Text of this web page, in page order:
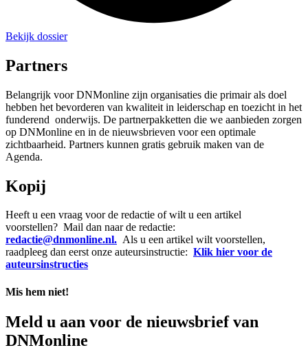
Bekijk dossier
Partners
Belangrijk voor DNMonline zijn organisaties die primair als doel
hebben het bevorderen van kwaliteit in leiderschap en toezicht in het
funderend onderwijs. De partnerpakketten die we aanbieden zorgen
op DNMonline en in de nieuwsbrieven voor een optimale
zichtbaarheid. Partners kunnen gratis gebruik maken van de
Agenda.
Kopij
Heeft u een vraag voor de redactie of wilt u een artikel
voorstellen? Mail dan naar de redactie:
redactie@dnmonline.nl. Als u een artikel wilt voorstellen,
raadpleeg dan eerst onze auteursinstructie: Klik hier voor de
auteursinstructies
Mis hem niet!
Meld u aan voor de nieuwsbrief van
DNMonline